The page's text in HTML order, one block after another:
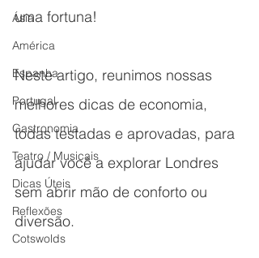
Ásia
América
Espanha
Portugal
Gastronomia
Teatro / Musicais
Dicas Úteis
Reflexões
Cotswolds
uma fortuna!
Neste artigo, reunimos nossas
melhores dicas de economia,
todas testadas e aprovadas, para
ajudar você a explorar Londres
sem abrir mão de conforto ou
diversão.